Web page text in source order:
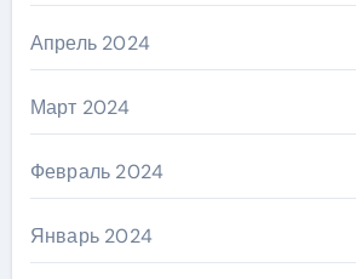
Апрель 2024
Март 2024
Февраль 2024
Январь 2024